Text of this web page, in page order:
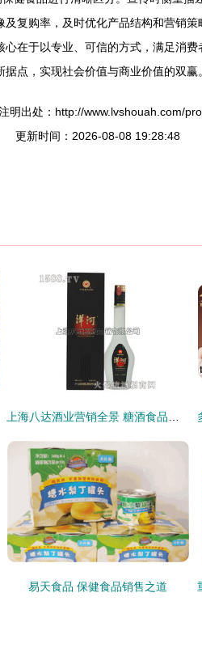
复购率，及时优化产品结构和营销策
在于以专业、可信的方式，满足消
点，实现社会价值与商业价值的双赢。
明出处：http://www.lvshouah.com/
更新时间：2026-08-08 19:28:48
易天食品 保健食品销售之道